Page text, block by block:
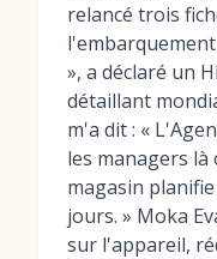
relancé trois
», a déclaré un
détaillant
m'a dit : «
les managers
magasin
jours. » Moka
sur l'appareil,